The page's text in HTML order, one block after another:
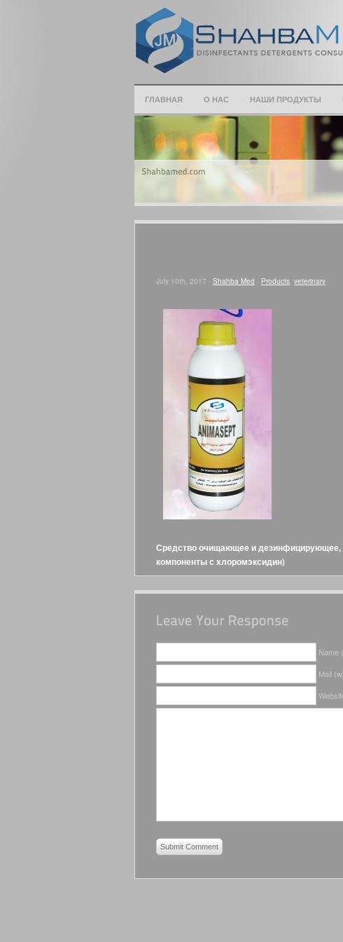
ГЛАВНАЯ О НАС НАШИ ПРОДУКТЫ
July 10th, 2017 · Shahba Med · Products, veterinary
Средство очищающее и дезинфицирующее,
компоненты с хлоромэксидин)
Name
Mail